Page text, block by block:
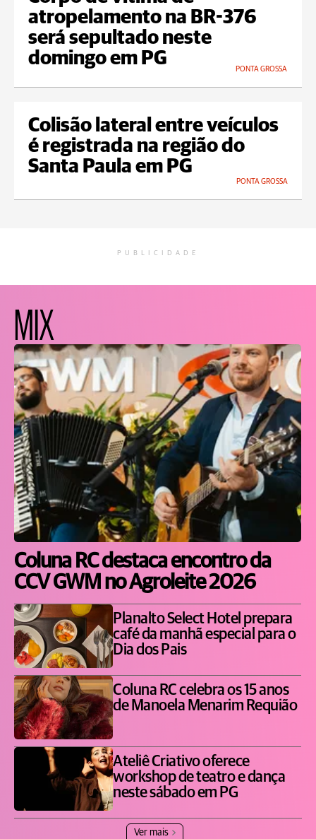
atropelamento na BR-376
será sepultado neste
domingo em PG
PONTA GROSSA
Colisão lateral entre veículos
é registrada na região do
Santa Paula em PG
PONTA GROSSA
PUBLICIDADE
MIX
Coluna RC destaca encontro da
CCV GWM no Agroleite 2026
Planalto Select Hotel prepara
café da manhã especial para o
Dia dos Pais
Coluna RC celebra os 15 anos
de Manoela Menarim Requião
Ateliê Criativo oferece
workshop de teatro e dança
neste sábado em PG
Ver mais